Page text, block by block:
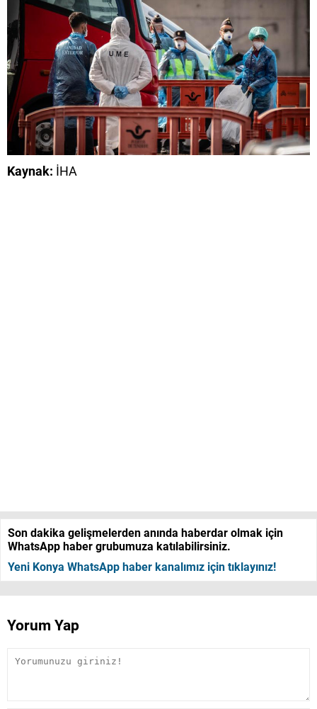
Kaynak: İHA
Son dakika gelişmelerden anında haberdar olmak için
WhatsApp haber grubumuza katılabilirsiniz.
Yeni Konya WhatsApp haber kanalımız için tıklayınız!
Yorum Yap